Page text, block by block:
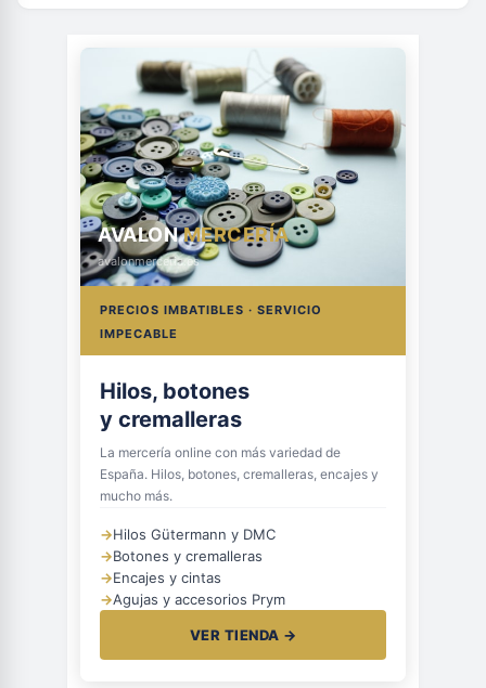
AVALONMERCERÍA
avalonmerceria.es
PRECIOS IMBATIBLES · SERVICIO
IMPECABLE
Hilos, botones
y cremalleras
La mercería online con más variedad de
España. Hilos, botones, cremalleras, encajes y
mucho más.
→Hilos Gütermann y DMC
→Botones y cremalleras
→Encajes y cintas
→Agujas y accesorios Prym
VER TIENDA →